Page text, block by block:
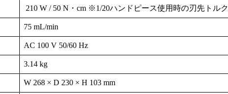
210 W / 50 N・cm ※1/20ハンドピース使用時の刃先トルク
75 mL/min
AC 100 V 50/60 Hz
3.14 kg
W 268 × D 230 × H 103 mm